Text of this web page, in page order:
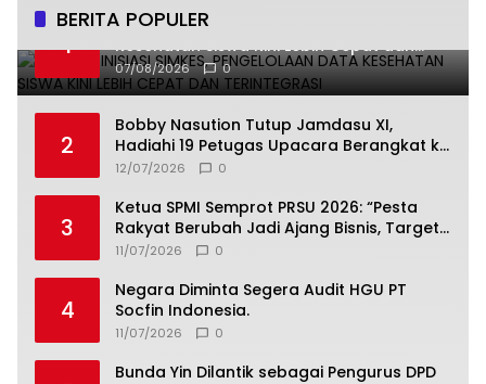
BERITA POPULER
1
Undhira Inisiasi SIMKES, Pengelolaan Data
Kesehatan Siswa Kini Lebih Cepat dan
Terintegrasi
07/08/2026 0
2
Bobby Nasution Tutup Jamdasu XI,
Hadiahi 19 Petugas Upacara Berangkat ke
Jamnas 2026
12/07/2026 0
3
Ketua SPMI Semprot PRSU 2026: “Pesta
Rakyat Berubah Jadi Ajang Bisnis, Target
300 Ribu Pengunjung Tinggal Slogan”
11/07/2026 0
4
Negara Diminta Segera Audit HGU PT
Socfin Indonesia.
11/07/2026 0
Bunda Yin Dilantik sebagai Pengurus DPD